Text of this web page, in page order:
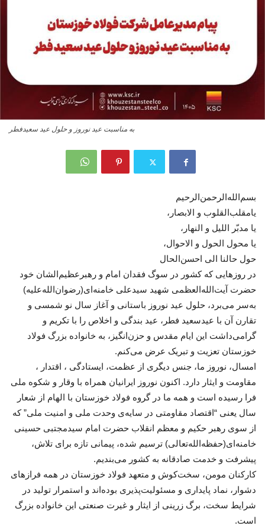
به مناسبت عید نوروز و حلول عید سعیدفطر
بسم‌الله‌الرحمن‌الرحیم
یامقلب‌القلوب و الابصار،
یا مدبّر اللیل و النهار،
یا محول الحول و الاحوال،
حول حالنا الی احسن‌الحال
در روزهایی که کشور در سوگ فقدان امام و رهبرعظیم‌الشان خود
حضرت آیت‌الله‌العظمی شهید سیدعلی خامنه‌ای(رضوان‌الله‌علیه)
به‌سر می‌برد، حلول عید نوروز باستانی و آغاز سال نو شمسی و
تقارن آن با عیدسعید فطر، عید بندگی و اخلاص را با تکریم و
گرامی‌داشت این ایام مقدس و حزن‌انگیز، به خانواده بزرگ فولاد
خوزستان تعزیت و تبریک عرض می‌کنم.
امسال، نوروز ما، جنس دیگری از عظمت، ایستادگی ، اقتدار ،
مقاومت و ایثار دارد. اکنون نوروز ایرانیان همراه با وقار و شکوه ملی
فرا رسیده است و همه ما در گروه فولاد خوزستان با الهام از شعار
سال یعنی “‌اقتصاد مقاومتی در سایه‌ی وحدت ملی و امنیت ملی” که
از سوی رهبر حکیم و معظم انقلاب حضرت‌ امام سیدمجتبی حسینی
خامنه‌ای(حفظه‌الله‌تعالی) ترسیم شده، پیمانی تازه برای تلاش،
پیشرفت و خدمت صادقانه به کشور می‌بندیم.
کارکنان مومن، سخت‌کوش و متعهد فولاد خوزستان در همه فرازهای
دشوار، نماد پایداری و مسئولیت‌پذیری بوده‌اند و استمرار تولید در
شرایط سخت، برگ زرینی از ایثار و غیرت صنعتی این خانواده بزرگ
است.